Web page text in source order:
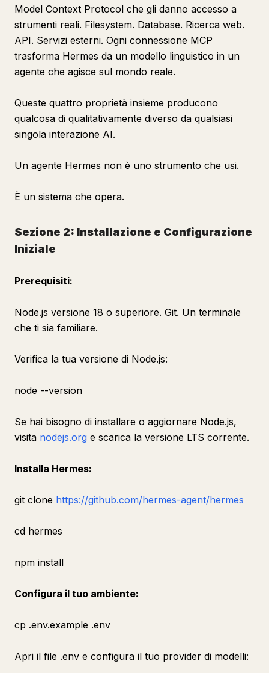
Model Context Protocol che gli danno accesso a
strumenti reali. Filesystem. Database. Ricerca web.
API. Servizi esterni. Ogni connessione MCP
trasforma Hermes da un modello linguistico in un
agente che agisce sul mondo reale.
Queste quattro proprietà insieme producono
qualcosa di qualitativamente diverso da qualsiasi
singola interazione AI.
Un agente Hermes non è uno strumento che usi.
È un sistema che opera.
Sezione 2: Installazione e Configurazione
Iniziale
Prerequisiti:
Node.js versione 18 o superiore. Git. Un terminale
che ti sia familiare.
Verifica la tua versione di Node.js:
node --version
Se hai bisogno di installare o aggiornare Node.js,
visita nodejs.org e scarica la versione LTS corrente.
Installa Hermes:
git clone https://github.com/hermes-agent/hermes
cd hermes
npm install
Configura il tuo ambiente:
cp .env.example .env
Apri il file .env e configura il tuo provider di modelli: